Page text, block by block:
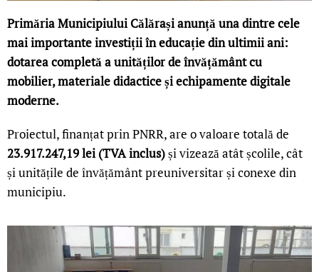
Primăria Municipiului Călărași anunță una dintre cele
mai importante investiții în educație din ultimii ani:
dotarea completă a unităților de învățământ cu
mobilier, materiale didactice și echipamente digitale
moderne.
Proiectul, finanțat prin PNRR, are o valoare totală de
23.917.247,19 lei (TVA inclus)și vizează atât școlile, cât
și unitățile de învățământ preuniversitar și conexe din
municipiu.